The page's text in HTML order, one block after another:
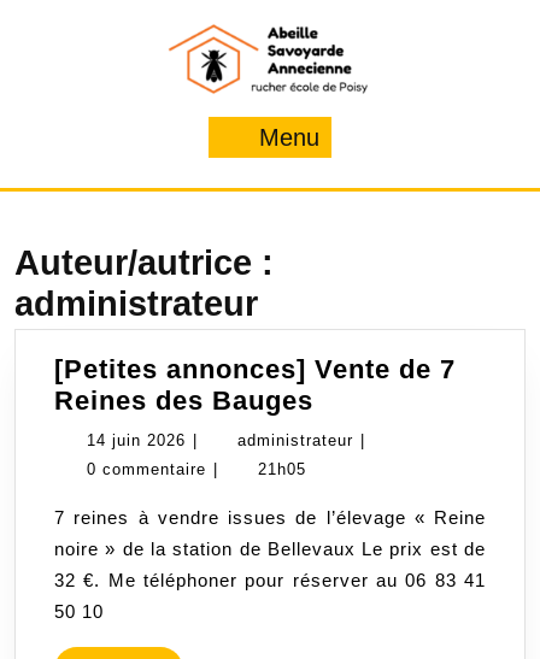
Menu
Auteur/autrice :
administrateur
[Petites annonces] Vente de 7
Reines des Bauges
annonces]
7
Reines
des
14 juin 2026 14
juin
administrateur administrateur
0 commentaire
21h05
7 reines à vendre issues de l’élevage « Reine
noire » de la station de Bellevaux Le prix est de
32 €. Me téléphoner pour réserver au 06 83 41
50 10